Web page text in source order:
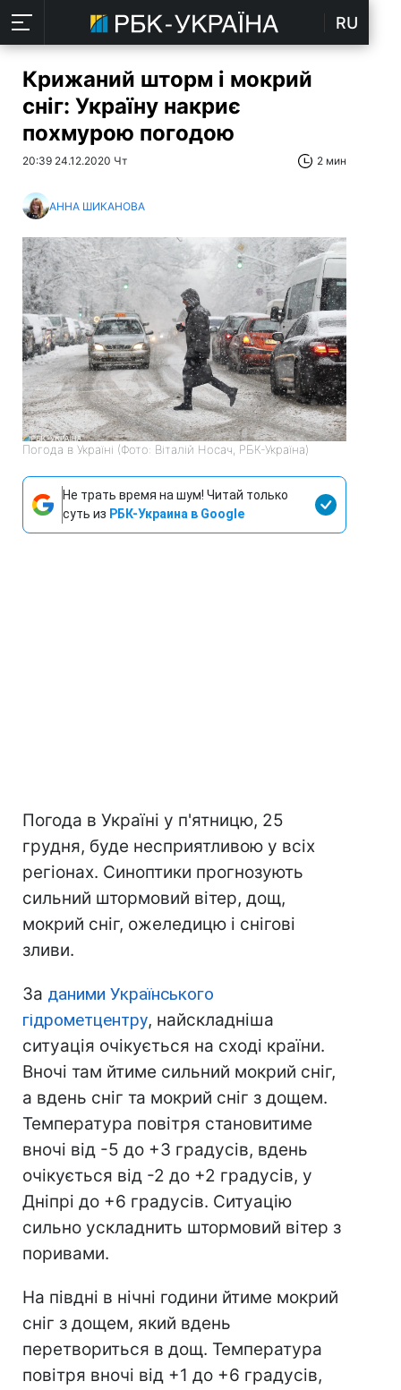
RU
Крижаний шторм і мокрий
сніг: Україну накриє
похмурою погодою
20:39 24.12.2020 Чт 2 мин
АННА ШИКАНОВА
Погода в Україні (Фото: Віталій Носач, РБК-Україна)
Не трать время на шум! Читай только
суть из РБК-Украина в Google
Погода в Україні у п'ятницю, 25
грудня, буде несприятливою у всіх
регіонах. Синоптики прогнозують
сильний штормовий вітер, дощ,
мокрий сніг, ожеледицю і снігові
зливи.
За даними Українського
гідрометцентру, найскладніша
ситуація очікується на сході країни.
Вночі там йтиме сильний мокрий сніг,
а вдень сніг та мокрий сніг з дощем.
Температура повітря становитиме
вночі від -5 до +3 градусів, вдень
очікується від -2 до +2 градусів, у
Дніпрі до +6 градусів. Ситуацію
сильно ускладнить штормовий вітер з
поривами.
На півдні в нічні години йтиме мокрий
сніг з дощем, який вдень
перетвориться в дощ. Температура
повітря вночі від +1 до +6 градусів,